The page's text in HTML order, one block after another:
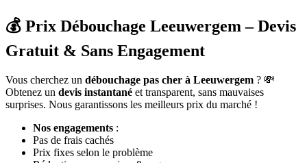
💰 Prix Débouchage Leeuwergem – Devis
Gratuit & Sans Engagement
Vous cherchez un débouchage pas cher à Leeuwergem ? 💸
Obtenez un devis instantané et transparent, sans mauvaises
surprises. Nous garantissons les meilleurs prix du marché !
Nos engagements :
Pas de frais cachés
Prix fixes selon le problème